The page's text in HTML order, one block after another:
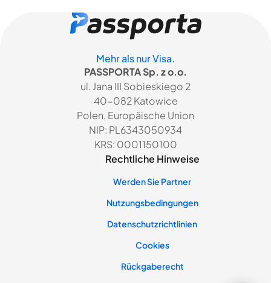
Mehr als nur Visa.
PASSPORTA Sp. z o.o.
ul. Jana III Sobieskiego 2
40-082 Katowice
Polen, Europäische Union
NIP: PL6343050934
KRS: 0001150100
Rechtliche Hinweise
Werden Sie Partner
Nutzungsbedingungen
Datenschutzrichtlinien
Cookies
Rückgaberecht